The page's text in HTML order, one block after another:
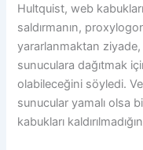
Hultquist, web
saldırmanın,
yararlanmaktan ziyade,
sunuculara dağıtmak
olabileceğini söyledi.
sunucular yamalı olsa
kabukları